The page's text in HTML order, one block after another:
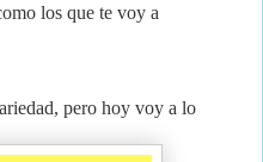
los que te voy a
pero hoy voy a lo